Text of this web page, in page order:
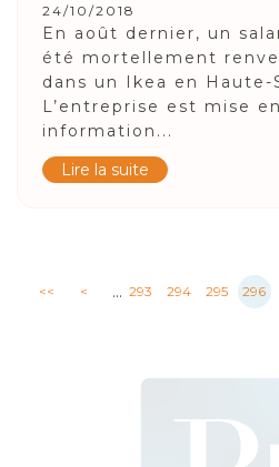
24/10/2018
En août dernier, un
été mortellement
dans un Ikea en Haute-
L’entreprise est mise
information...
Lire la suite
<< < ... 293 294 295 296